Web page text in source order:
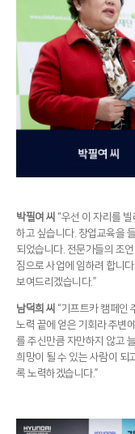
박필여 씨 “우선 이 자리를
하고 싶습니다. 창업교육을
되었습니다. 전문가들의 조
짐으로 사업에 임하려 합니
보여드리겠습니다.”
남덕희 씨 “기프트카 캠페인
노력 끝에 얻은 기회라 주변
를 주신만큼 자만하지 않고
희망이 될 수 있는 사람이 되
록 노력하겠습니다.”